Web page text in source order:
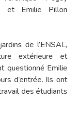
et Emilie Pillon
de l’ENSAL,
extérieure et
questionné Emilie
d’entrée. Ils ont
des étudiants